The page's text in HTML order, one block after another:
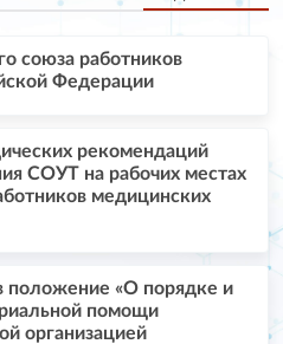
союза работников
Федерации
рекомендаций
СОУТ на рабочих местах
медицинских
положение «О порядке и
помощи
организацией